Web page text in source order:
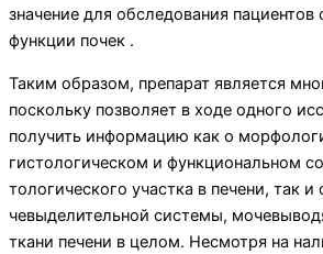
значение для обследования
функции почек .
Таким образом, препарат является
поскольку позволяет в ходе одного
получить информацию как о
гистологическом и функциональном
тологического участка в печени, так
чевыделительной системы,
ткани печени в целом. Несмотря на